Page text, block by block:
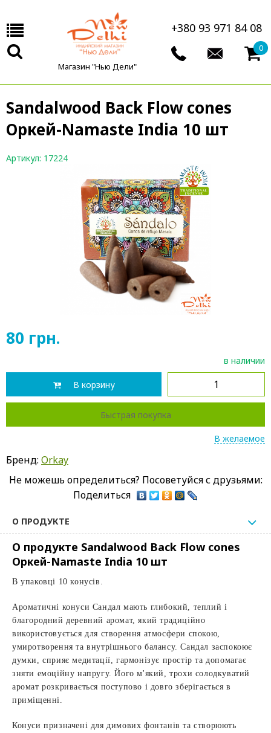
Магазин "Нью Дели"
+380 93 971 84 08
0
Sandalwood Back Flow cones
Оркей-Namaste India 10 шт
Артикул: 17224
80 грн.
в наличии
В корзину
Быстрая покупка
В желаемое
Бренд: Orkay
Не можешь определиться? Посоветуйся с друзьями:
Поделиться
О ПРОДУКТЕ
О продукте Sandalwood Back Flow cones
Оркей-Namaste India 10 шт
В упаковці 10 конусів.
Ароматичні конуси Сандал мають глибокий, теплий і
благородний деревний аромат, який традиційно
використовується для створення атмосфери спокою,
умиротворення та внутрішнього балансу. Сандал заспокоює
думки, сприяє медитації, гармонізує простір та допомагає
зняти емоційну напругу. Його м'який, трохи солодкуватий
аромат розкривається поступово і довго зберігається в
приміщенні.
Конуси призначені для димових фонтанів та створюють